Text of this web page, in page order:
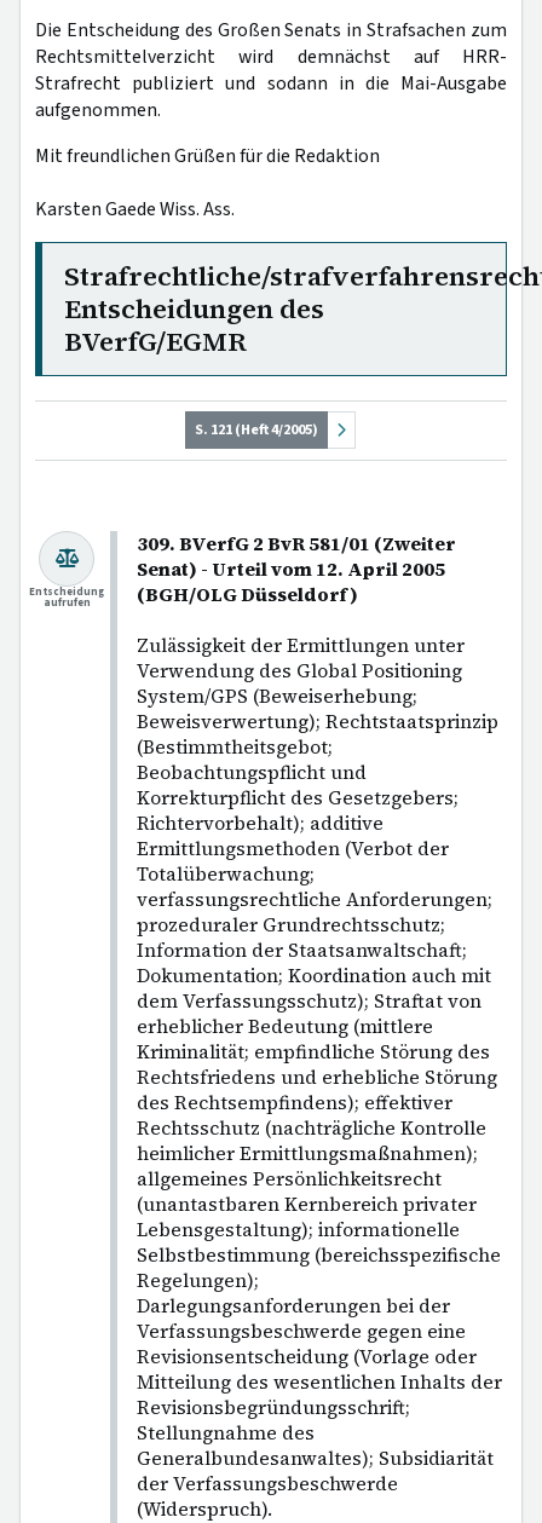
Die Entscheidung des Großen Senats in Strafsachen zum
Rechtsmittelverzicht wird demnächst auf HRR-
Strafrecht publiziert und sodann in die Mai-Ausgabe
aufgenommen.
Mit freundlichen Grüßen für die Redaktion
Karsten Gaede Wiss. Ass.
Strafrechtliche/
Entscheidungen des
BVerfG/EGMR
S. 121 (Heft 4/2005)
309. BVerfG 2 BvR 581/01 (Zweiter
Senat) - Urteil vom 12. April 2005
(BGH/OLG Düsseldorf)
Zulässigkeit der Ermittlungen unter
Verwendung des Global Positioning
System/GPS (Beweiserhebung;
Beweisverwertung); Rechtstaatsprinzip
(Bestimmtheitsgebot;
Beobachtungspflicht und
Korrekturpflicht des Gesetzgebers;
Richtervorbehalt); additive
Ermittlungsmethoden (Verbot der
Totalüberwachung;
verfassungsrechtliche Anforderungen;
prozeduraler Grundrechtsschutz;
Information der Staatsanwaltschaft;
Dokumentation; Koordination auch mit
dem Verfassungsschutz); Straftat von
erheblicher Bedeutung (mittlere
Kriminalität; empfindliche Störung des
Rechtsfriedens und erhebliche Störung
des Rechtsempfindens); effektiver
Rechtsschutz (nachträgliche Kontrolle
heimlicher Ermittlungsmaßnahmen);
allgemeines Persönlichkeitsrecht
(unantastbaren Kernbereich privater
Lebensgestaltung); informationelle
Selbstbestimmung (bereichsspezifische
Regelungen);
Darlegungsanforderungen bei der
Verfassungsbeschwerde gegen eine
Revisionsentscheidung (Vorlage oder
Mitteilung des wesentlichen Inhalts der
Revisionsbegründungsschrift;
Stellungnahme des
Generalbundesanwaltes); Subsidiarität
der Verfassungsbeschwerde
(Widerspruch).
Entscheidung
aufrufen